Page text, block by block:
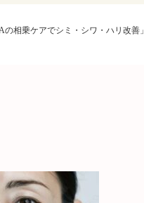
相乗ケアでシミ・シワ・ハリ改善」